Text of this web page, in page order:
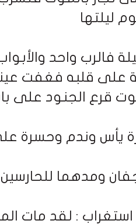
ليلتها
فالرب واحد
على قلبه فغفت
قرع الجنود على
يأس وندم وحسرة
ومدهما
استغراب : لقد مات